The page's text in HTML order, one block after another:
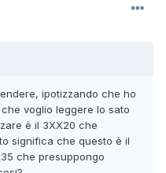
ipotizzando che ho
voglio leggere lo sato
è il 3XX20 che
significa che questo è il
che presuppongo